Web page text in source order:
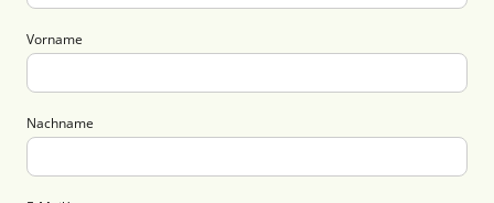
Vorname
Nachname